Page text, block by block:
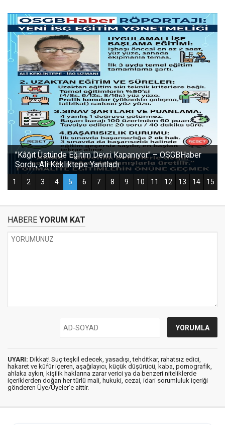
HABERE YORUM KAT
UYARI: Dikkat! Suç teşkil edecek, yasadışı, tehditkar, rahatsız edici,
hakaret ve küfür içeren, aşağılayıcı, küçük düşürücü, kaba, pornografik,
ahlaka aykırı, kişilik haklarına zarar verici ya da benzeri niteliklerde
içeriklerden doğan her türlü mali, hukuki, cezai, idari sorumluluk içeriği
gönderen Üye/Üyeler’e aittir.